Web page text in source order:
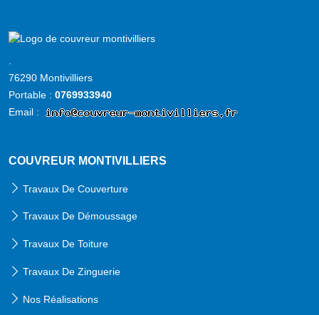
Accueil
76290 Montivilliers
Portable : 0769933940
Email :
COUVREUR MONTIVILLIERS
Travaux De Couverture
Travaux De Démoussage
Travaux De Toiture
Travaux De Zinguerie
Nos Réalisations